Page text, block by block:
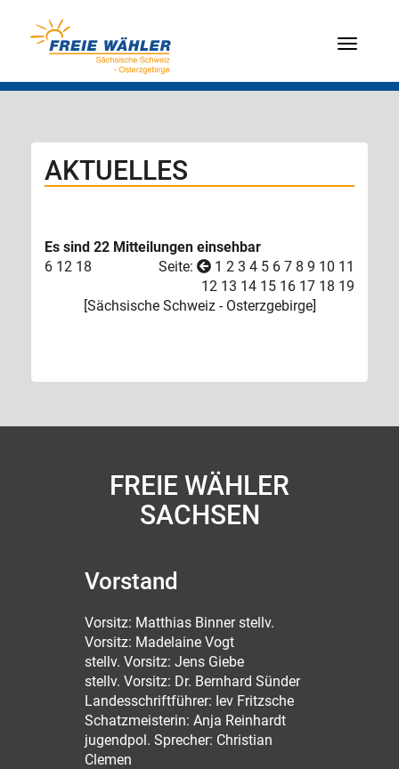
Menü
AKTUELLES
Es sind 22 Mitteilungen einsehbar
6 12 18 Seite: 1 2 3 4 5 6 7 8 9 10 11
12 13 14 15 16 17 18 19
[Sächsische Schweiz - Osterzgebirge]
FREIE WÄHLER
SACHSEN
Vorstand
Vorsitz: Matthias Binner stellv.
Vorsitz: Madelaine Vogt
stellv. Vorsitz: Jens Giebe
stellv. Vorsitz: Dr. Bernhard Sünder
Landesschriftführer: Iev Fritzsche
Schatzmeisterin: Anja Reinhardt
jugendpol. Sprecher: Christian
Clemen